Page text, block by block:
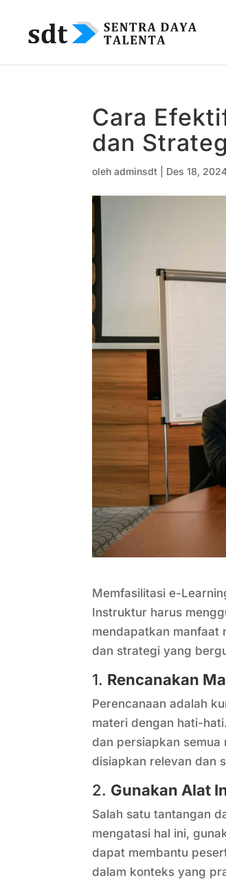
Cara
dan
olehadminsdt Des 18,
Memfasilitasi e-
Instruktur harus
mendapatkan manfaat
dan strategi yang
1. Rencanakan
Perencanaan adalah
materi dengan hati-
dan persiapkan
disiapkan relevan dan
2. Gunakan Alat
Salah satu tantangan
mengatasi hal ini,
dapat membantu
dalam konteks yang